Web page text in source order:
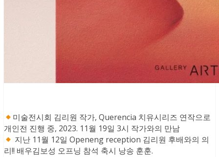
미술전시회 김리원 작가, Querencia 치유시리즈 연작으로
개인전 진행 중, 2023. 11월 19일 3시 작가와의 만남
지난 11월 12일 Openeng reception 김리원 후배와의 의
리!! 배우김보성 오프닝 참석 축시 낭송 훈훈.